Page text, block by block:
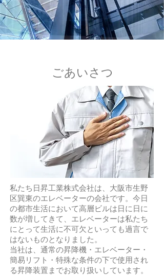
​ごあいさつ
私たち日昇工業株式会社は、大阪市生野
区巽東のエレベーターの会社です。今日
の都市生活において高層ビルは日に日に
数が増してきて、エレベーターは私たち
にとって生活に不可欠といっても過言で
はないものとなりました。
当社は、通常の昇降機・エレベーター・
簡易リフト・特殊な条件の下で使用され
る昇降装置までお取り扱いしています。